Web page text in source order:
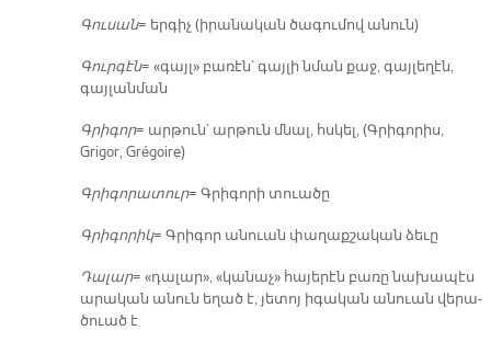
Գու­սան= եր­գիչ (ի­րա­նա­կան ծա­գու­մով ա­նուն)
Գուր­գէն= «գայլ» բա­ռէն՝ գայ­լի նման քաջ, գայ­լե­ղէն,
գայ­լան­ման
Գրի­գոր= ար­թուն՝ ար­թուն մնալ, հսկել, (Գրի­գո­րիս,
Grigor, Grégoire)
Գրի­գո­րա­տուր= Գրի­գո­րի տուա­ծը
Գրի­գո­րիկ= Գրի­գոր ա­նուան փա­ղաք­շա­կան ձե­ւը
Դա­լար= «դա­լար», «կա­նաչ» հա­յե­րէն բա­ռը նա­խա­պէս
ա­րա­կան ա­նուն ե­ղած է, յե­տոյ ի­գա­կան ա­նուան վե­րա­
ծուած է